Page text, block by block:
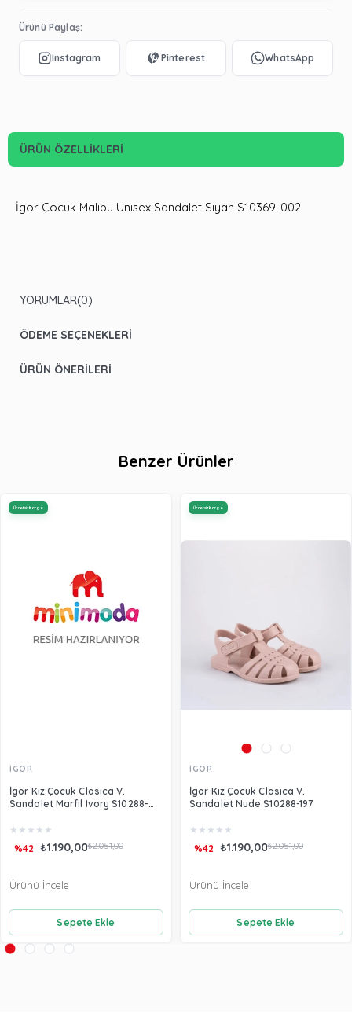
Ürünü Paylaş:
ÜRÜN ÖZELLIKLERI
İgor Çocuk Malibu Unisex Sandalet Siyah S10369-002
YORUMLAR(0)
ÖDEME SEÇENEKLERI
ÜRÜN ÖNERILERI
Benzer Ürünler
İGOR
İgor Kız Çocuk Clasıca V.
Sandalet Marfil Ivory S10288-
★ ★ ★ ★ ★
₺1.190,00₺2.051,00
%42
Sepete Ekle
Ürünü İncele
Ücretsiz Kargo
İGOR
İgor Kız Çocuk Clasıca V.
Sandalet Nude S10288-197
★ ★ ★ ★ ★
₺1.190,00₺2.051,00
%42
Sepete Ekle
Ürünü İncele
Ücretsiz Kargo